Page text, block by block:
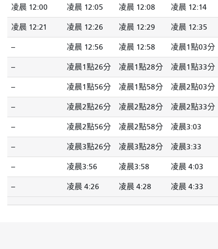
凌晨 12:00 凌晨 12:05 凌晨 12:08 凌晨 12:14
凌晨 12:21 凌晨 12:26 凌晨 12:29 凌晨 12:35
-- 凌晨 12:56 凌晨 12:58 凌晨1點03分
-- 凌晨1點26分 凌晨1點28分 凌晨1點33分
-- 凌晨1點56分 凌晨1點58分 凌晨2點03分
-- 凌晨2點26分 凌晨2點28分 凌晨2點33分
-- 凌晨2點56分 凌晨2點58分 凌晨3:03
-- 凌晨3點26分 凌晨3點28分 凌晨3:33
-- 凌晨3:56 凌晨3:58 凌晨 4:03
-- 凌晨 4:26 凌晨 4:28 凌晨 4:33